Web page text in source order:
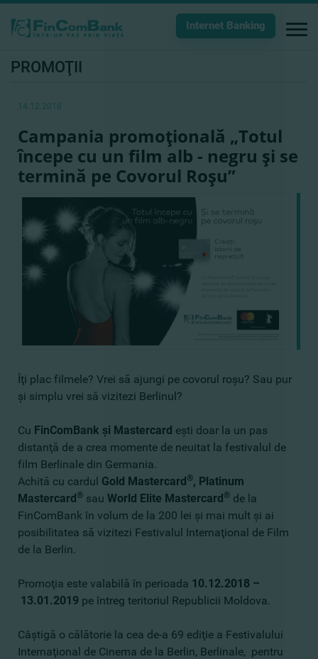
Internet Banking
PROMOŢII
14.12.2018
Campania promoţională „Totul
începe cu un film alb - negru şi se
termină pe Covorul Roşu”
Îţi plac filmele? Vrei să ajungi pe covorul roşu? Sau pur
şi simplu vrei să vizitezi Berlinul?
Cu FinComBank şi Mastercard eşti doar la un pas
distanţă de a crea momente de neuitat la festivalul de
film Berlinale din Germania.
Achită cu cardul Gold Mastercard®, Platinum
Mastercard® sau World Elite Mastercard® de la
FinComBank în volum de la 200 lei şi mai mult şi ai
posibilitatea să vizitezi Festivalul Internaţional de Film
de la Berlin.
Promoţia este valabilă în perioada 10.12.2018 –
13.01.2019 pe întreg teritoriul Republicii Moldova.
Câştigă o călătorie la cea de-a 69 ediţie a Festivalului
Internaţional de Cinema de la Berlin, Berlinale, pentru